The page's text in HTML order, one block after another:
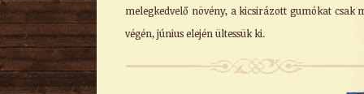
melegkedvelő növény, a kicsirázott gumókat csak
végén, június elején ültessük ki.